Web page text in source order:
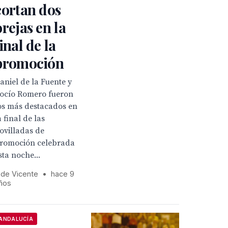
dos
en la
de la
de la Fuente y
Romero fueron
más destacados en
final de las
de
celebrada
noche...
Vicente •
hace 9